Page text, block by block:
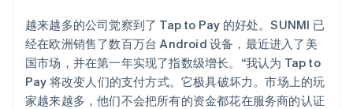
越来越多的公司觉察到了 Tap to Pay 的好处。SUNMI 已
经在欧洲销售了数百万台 Android 设备，最近进入了美
国市场，并在第一年实现了指数级增长。“我认为 Tap to
Pay 将改变人们的支付方式。它极具破坏力。市场上的玩
家越来越多，他们不会把所有的资金都花在服务商的认证